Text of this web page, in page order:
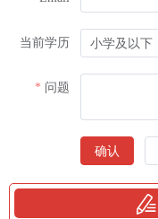
当前学历
问题
确认